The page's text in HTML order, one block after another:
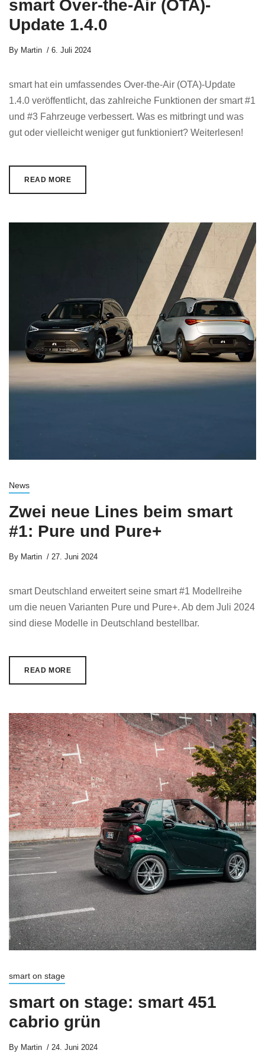
smart Over-the-Air (OTA)-
Update 1.4.0
By Martin 6. Juli 2024
smart hat ein umfassendes Over-the-Air (OTA)-Update
1.4.0 veröffentlicht, das zahlreiche Funktionen der smart #1
und #3 Fahrzeuge verbessert. Was es mitbringt und was
gut oder vielleicht weniger gut funktioniert? Weiterlesen!
READ MORE
News
Zwei neue Lines beim smart
#1: Pure und Pure+
By Martin 27. Juni 2024
smart Deutschland erweitert seine smart #1 Modellreihe
um die neuen Varianten Pure und Pure+. Ab dem Juli 2024
sind diese Modelle in Deutschland bestellbar.
READ MORE
smart on stage
smart on stage: smart 451
cabrio grün
By Martin 24. Juni 2024